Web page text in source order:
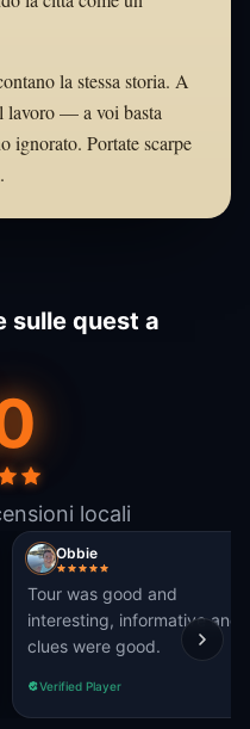
la stessa storia. A
lavoro — a voi basta
ignorato. Portate scarpe
sulle quest a
locali
Obbie
Tour was good and
interesting, informative and
clues were good.
Verified Player